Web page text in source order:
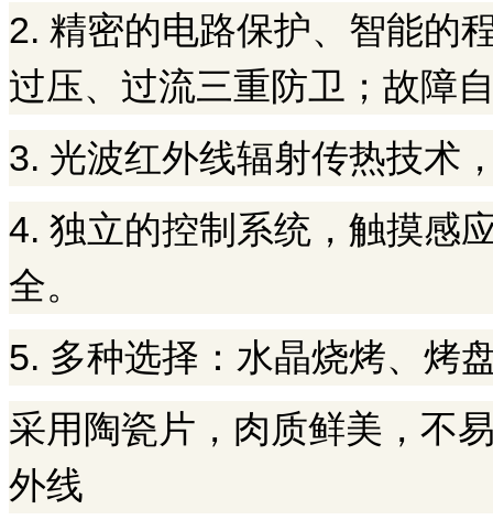
2. 精密的电路保护、智能的
过压、过流三重防卫；故障
3. 光波红外线辐射传热技术
4. 独立的控制系统，触摸感
全。
5. 多种选择：水晶烧烤、烤
采用陶瓷片，肉质鲜美，不
外线